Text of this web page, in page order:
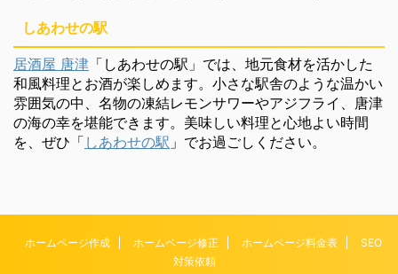
しあわせの駅
居酒屋 唐津 「しあわせの駅」では、地元食材を活かした
和風料理とお酒が楽しめます。小さな駅舎のような温かい
雰囲気の中、名物の凍結レモンサワーやアジフライ、唐津
の海の幸を堪能できます。美味しい料理と心地よい時間
を、ぜひ「 しあわせの駅 」でお過ごしください。
ホームページ作成 ホームページ修正 ホームページ料金表
SEO
対策依頼